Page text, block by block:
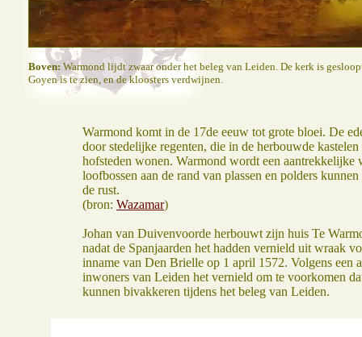
Boven: Warmond lijdt zwaar onder het beleg van Leiden. De kerk is
Goyen is te zien, en de kloosters verdwijnen.
Warmond komt in de 17de eeuw tot grote bloei. De
door stedelijke regenten, die in de herbouwde
hofsteden wonen. Warmond wordt een aantrekkelijke
loofbossen aan de rand van plassen en polders
de rust.
(bron: Wazamar)
Johan van Duivenvoorde herbouwt zijn huis Te
nadat de Spanjaarden het hadden vernield uit wraak
inname van Den Brielle op 1 april 1572. Volgens een
inwoners van Leiden het vernield om te voorkomen
kunnen bivakkeren tijdens het beleg van Leiden.